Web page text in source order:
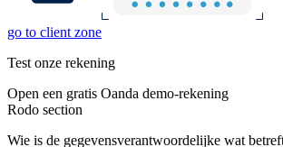
go to client zone
Test onze rekening
Open een gratis Oanda demo-rekening
Rodo section
Wie is de gegevensverantwoordelijke wat